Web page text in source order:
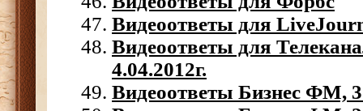
Видеоответы для
Видеоответы для
4.04.2012г.
Видеоответы Бизнес ФМ, 3